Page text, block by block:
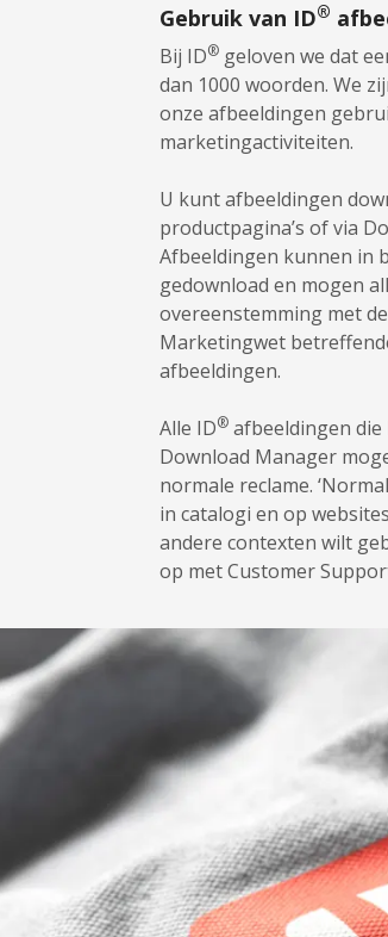
Gebruik van ID®
Bij ID® geloven we dat
dan 1000 woorden. We
onze afbeeldingen
marketingactiviteiten.
U kunt afbeeldingen
productpagina’s of via
Afbeeldingen kunnen in
gedownload en mogen
overeenstemming met
Marketingwet
afbeeldingen.
Alle ID® afbeeldingen
Download Manager
normale reclame.
in catalogi en op
andere contexten wilt
op met Customer